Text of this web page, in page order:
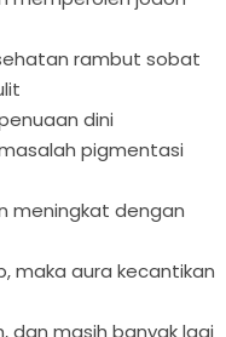
rambut sobat
dini
pigmentasi
meningkat dengan
maka aura kecantikan
dan masih banyak lagi